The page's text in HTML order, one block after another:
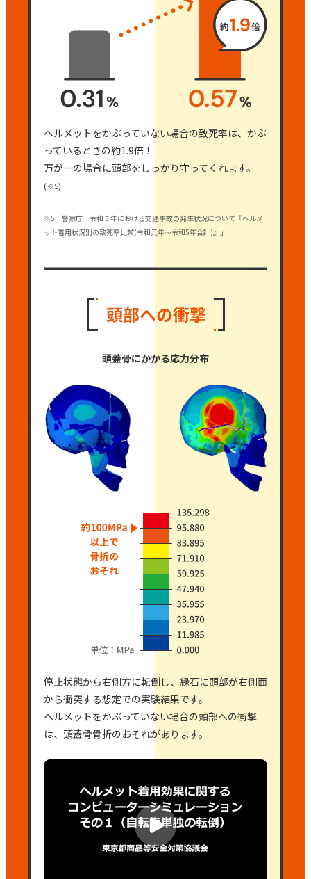
ヘルメットをかぶっていない場合の致死率は、かぶ
っているときの約1.9倍！
万が一の場合に頭部をしっかり守ってくれます。
(※5)
※5：警察庁「令和５年における交通事故の発生状況について『ヘルメ
ット着用状況別の致死率比較(令和元年～令和5年合計)』」
頭蓋骨にかかる応力分布
停止状態から右側方に転倒し、縁石に頭部が右側面
から衝突する想定での実験結果です。
ヘルメットをかぶっていない場合の頭部への衝撃
は、頭蓋骨骨折のおそれがあります。